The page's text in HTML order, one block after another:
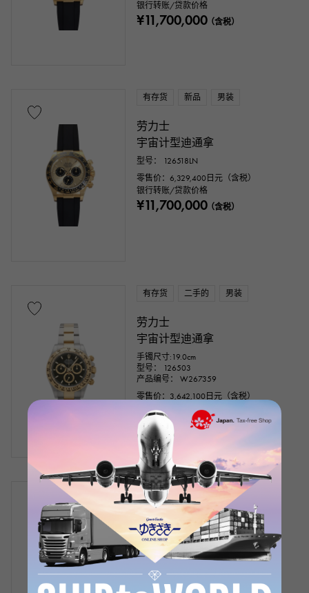
银行转账/贷款价格
¥11,700,000（含税）
有存货 新品 男装
劳力士
宇宙计型迪通拿
型号： 126518LN
零售价：6,329,400 日元（含税）
银行转账/贷款价格
¥11,700,000（含税）
有存货 二手的 男装
劳力士
宇宙计型迪通拿
手镯尺寸:19.0cm
型号： 126503
产品编号： W267359
零售价： 3,642,100 日元（含税）
银行转账/贷款价格
¥4,470,000（含税）
有存货 二手的 男装
劳力士
宇宙计型迪通拿
手镯尺寸:19.0cm
型号： 116520
产品编号： W264898